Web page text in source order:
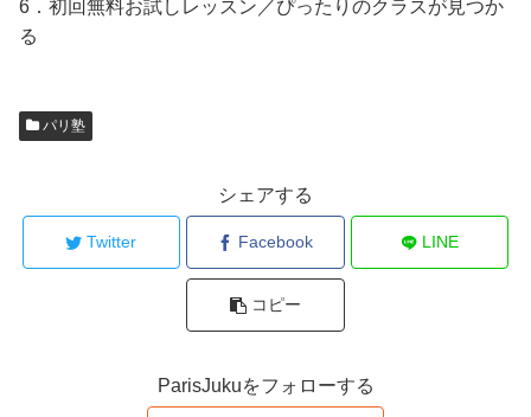
6．初回無料お試しレッスン／ぴったりのクラスが見つか
る
パリ塾
シェアする
Twitter Facebook LINE
コピー
ParisJukuをフォローする